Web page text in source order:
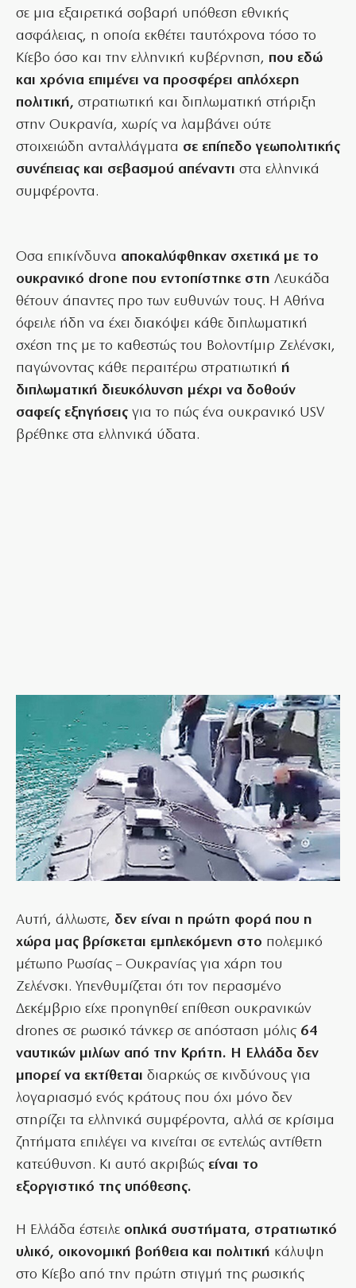
σε μια εξαιρετικά σοβαρή υπόθεση εθνικής
ασφάλειας, η οποία εκθέτει ταυτόχρονα τόσο το
Κίεβο όσο και την ελληνική κυβέρνηση, που εδώ
και χρόνια επιμένει να προσφέρει απλόχερη
πολιτική, στρατιωτική και διπλωματική στήριξη
στην Ουκρανία, χωρίς να λαμβάνει ούτε
στοιχειώδη ανταλλάγματα σε επίπεδο γεωπολιτικής
συνέπειας και σεβασμού απέναντι στα ελληνικά
συμφέροντα.
Οσα επικίνδυνα αποκαλύφθηκαν σχετικά με το
ουκρανικό drone που εντοπίστηκε στη Λευκάδα
θέτουν άπαντες προ των ευθυνών τους. Η Αθήνα
όφειλε ήδη να έχει διακόψει κάθε διπλωματική
σχέση της με το καθεστώς του Βολοντίμιρ Ζελένσκι,
παγώνοντας κάθε περαιτέρω στρατιωτική ή
διπλωματική διευκόλυνση μέχρι να δοθούν
σαφείς εξηγήσεις για το πώς ένα ουκρανικό USV
βρέθηκε στα ελληνικά ύδατα.
Αυτή, άλλωστε, δεν είναι η πρώτη φορά που η
χώρα μας βρίσκεται εμπλεκόμενη στο πολεμικό
μέτωπο Ρωσίας – Ουκρανίας για χάρη του
Ζελένσκι. Υπενθυμίζεται ότι τον περασμένο
Δεκέμβριο είχε προηγηθεί επίθεση ουκρανικών
drones σε ρωσικό τάνκερ σε απόσταση μόλις 64
ναυτικών μιλίων από την Κρήτη. Η Ελλάδα δεν
μπορεί να εκτίθεται διαρκώς σε κινδύνους για
λογαριασμό ενός κράτους που όχι μόνο δεν
στηρίζει τα ελληνικά συμφέροντα, αλλά σε κρίσιμα
ζητήματα επιλέγει να κινείται σε εντελώς αντίθετη
κατεύθυνση. Κι αυτό ακριβώςείναι το
εξοργιστικό της υπόθεσης.
Η Ελλάδα έστειλε οπλικά συστήματα, στρατιωτικό
υλικό, οικονομική βοήθεια και πολιτική κάλυψη
στο Κίεβο από την πρώτη στιγμή της ρωσικής